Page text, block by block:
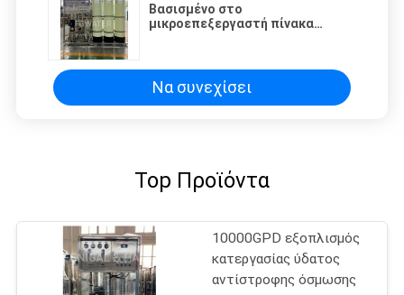
Βασισμένο στο
μικροεπεξεργαστή πίνακα
επεξεργαστών εμπορικό
Να συνεχίσει
Top Προϊόντα
10000GPD εξοπλισμός
κατεργασίας ύδατος
αντίστροφης όσμωσης